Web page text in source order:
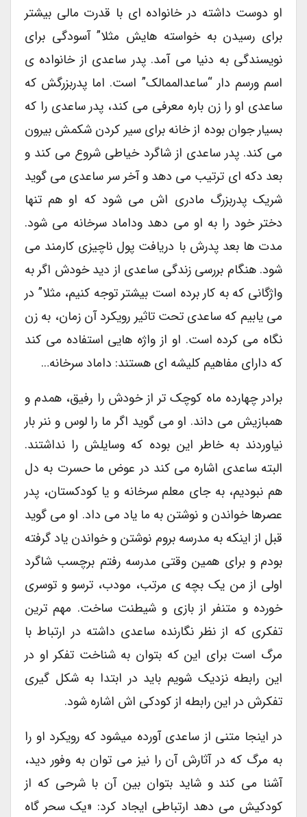
او دوست داشته در خانواده ای با قدرت مالی بیشتر
برای رسیدن به خواسته هایش مثلا” آسودگی برای
نویسندگی به دنیا می آمد. پدر ساعدی از خانواده ی
اسم ورسم دار “ساعدالممالک” است. اما پدربزرگش که
ساعدی او را زن باره معرفی می کند، پدر ساعدی را که
بسیار جوان بوده از خانه برای سیر کردن شکمش بیرون
می کند. پدر ساعدی از شاگرد خیاطی شروع می کند و
بعد دکه ای ترتیب می دهد و آخر سر ساعدی می گوید
شریک پدربزرگ مادری اش می شود که او هم تنها
دختر خود را به او می دهد وداماد سرخانه می شود.
مدت ها بعد پدرش با دریافت پول ناچیزی کارمند می
شود. هنگام بررسی زندگی ساعدی از دید خودش اگر به
واژگانی که به کار برده است بیشتر توجه کنیم، مثلا” در
می یابیم که ساعدی تحت تاثیر رویکرد آن زمان، به زن
نگاه می کرده است. او از واژه هایی استفاده می کند
که دارای مفاهیم کلیشه ای هستند: داماد سرخانه…
برادر چهارده ماه کوچک تر از خودش را رفیق، همدم و
همبازیش می داند. او می گوید اگر ما را لوس و ننر بار
نیاوردند به خاطر این بوده که وسایلش را نداشتند.
البته ساعدی اشاره می کند در عوض ما حسرت به دل
هم نبودیم، به جای معلم سرخانه و یا کودکستان، پدر
عصرها خواندن و نوشتن به ما یاد می داد. او می گوید
قبل از اینکه به مدرسه بروم نوشتن و خواندن یاد گرفته
بودم و برای همین وقتی مدرسه رفتم برچسب شاگرد
اولی از من یک بچه ی مرتب، مودب، ترسو و توسری
خورده و متنفر از بازی و شیطنت ساخت. مهم ترین
تفکری که از نظر نگارنده ساعدی داشته در ارتباط با
مرگ است برای این که بتوان به شناخت تفکر او در
این رابطه نزدیک شویم باید در ابتدا به شکل گیری
تفکرش در این رابطه از کودکی اش اشاره شود.
در اینجا متنی از ساعدی آورده میشود که رویکرد او را
به مرگ که در آثارش آن را نیز می توان به وفور دید،
آشنا می کند و شاید بتوان بین آن با شرحی که از
کودکیش می دهد ارتباطی ایجاد کرد: «یک سحر گاه